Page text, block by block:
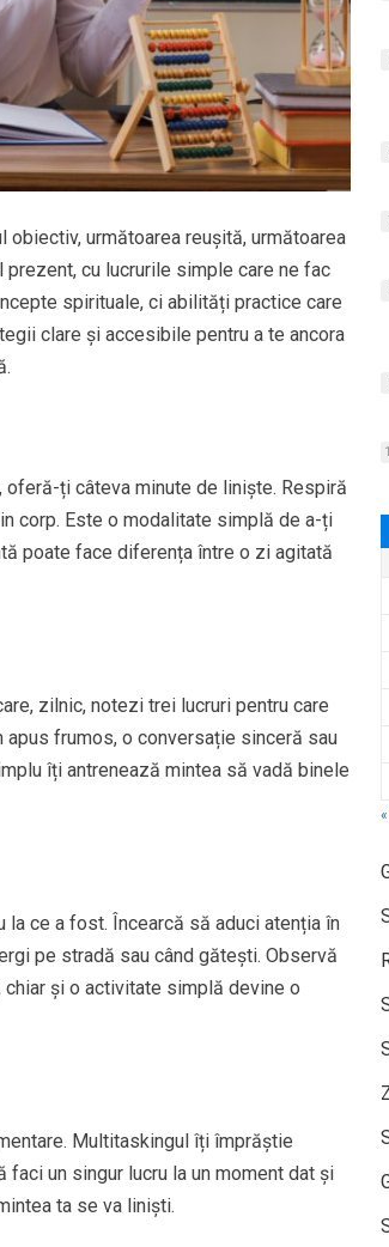
următoarea reușită, următoarea
cu lucrurile simple care ne fac
spirituale, ci abilități practice care
clare și accesibile pentru a te ancora
ți câteva minute de liniște. Respiră
corp. Este o modalitate simplă de a-ți
poate face diferența între o zi agitată
zilnic, notezi trei lucruri pentru care
frumos, o conversație sinceră sau
îți antrenează mintea să vadă binele
ce a fost. Încearcă să aduci atenția în
pe stradă sau când gătești. Observă
și o activitate simplă devine o
Multitaskingul îți împrăștie
un singur lucru la un moment dat și
ta se va liniști.